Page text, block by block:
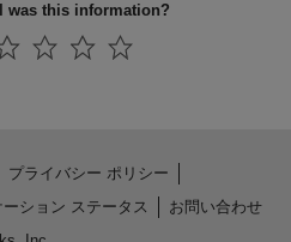
was this information?
プライバシー ポリシー
ション ステータス
お問い合わせ